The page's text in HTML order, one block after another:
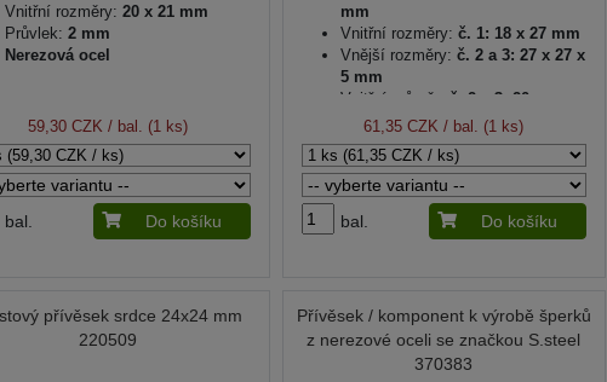
Vnitřní rozměry: 20 x 21 mm
Průvlek: 2 mm
Nerezová ocel
59,30 CZK / bal. (1 ks)
bal. Do košíku
mm
Vnitřní rozměry: č. 1: 18 x 27 mm
Vnější rozměry: č. 2 a 3: 27 x 27 x
5 mm
Vnitřní průměr:
č. 2 a 3: 20 mm
Průvlek:2,2 mm
61,35 CZK / bal. (1 ks)
bal. Do košíku
přívěsek srdce 24x24 mm
220509
Přívěsek / komponent k výrobě šperků
z nerezové oceli se značkou S.steel
370383